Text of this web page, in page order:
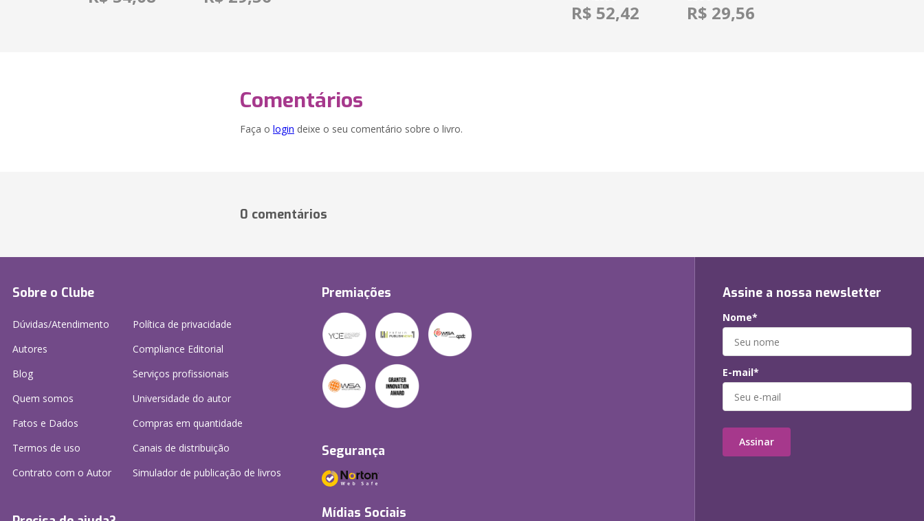
R$ 52,42 R$ 29,56
Comentários
Faça o login deixe o seu comentário sobre o livro.
0 comentários
Sobre o Clube
Dúvidas/Atendimento
Autores
Blog
Quem somos
Fatos e Dados
Termos de uso
Contrato com o Autor
Política de privacidade
Compliance Editorial
Serviços profissionais
Universidade do autor
Compras em quantidade
Canais de distribuição
Simulador de publicação de livros
Premiações
Segurança
Mídias Sociais
Assine a nossa newsletter
Nome*
E-mail*
Assinar